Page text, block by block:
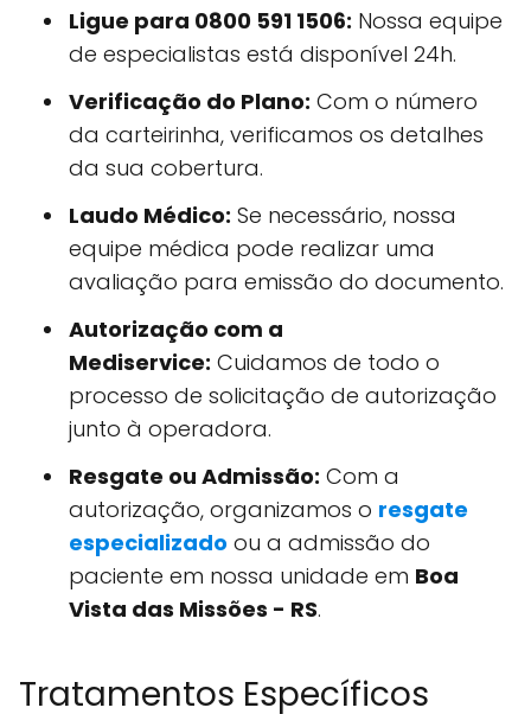
Ligue para 0800 591 1506: Nossa equipe
de especialistas está disponível 24h.
Verificação do Plano: Com o número
da carteirinha, verificamos os detalhes
da sua cobertura.
Laudo Médico: Se necessário, nossa
equipe médica pode realizar uma
avaliação para emissão do documento.
Autorização com a
Mediservice: Cuidamos de todo o
processo de solicitação de autorização
junto à operadora.
Resgate ou Admissão: Com a
autorização, organizamos o resgate
especializado ou a admissão do
paciente em nossa unidade em Boa
Vista das Missões - RS.
Tratamentos Específicos